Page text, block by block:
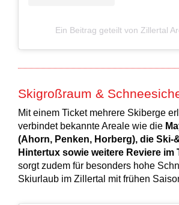
Ein Beitrag geteilt von Zillertal
Skigroßraum &
Mit einem Ticket mehrere Skiberge
verbindet bekannte Areale wie die
(Ahorn, Penken, Horberg), die Ski-
Hintertux sowie weitere Reviere im
sorgt zudem für besonders hohe
Skiurlaub im Zillertal mit frühen